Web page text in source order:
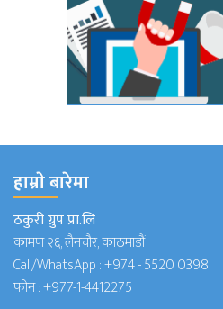
हाम्राे बारेमा
ठकुरी ग्रुप प्रा.लि
कामपा २६, लैनचौर, काठमाडौं
Call/WhatsApp :+974 - 5520 0398
फोन :+977-1-4412275